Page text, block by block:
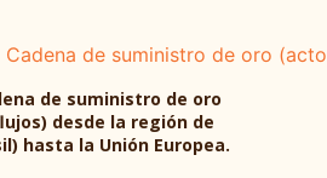
de suministro de oro
desde la región de
hasta la Unión Europea.